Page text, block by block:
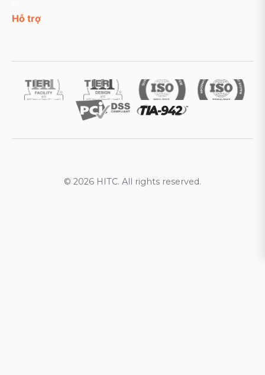
Hỗ trợ
© 2026 HITC. All rights reserved.